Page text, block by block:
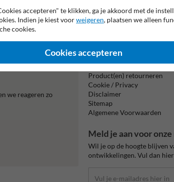
we reageren zo
Informatie
Product(en) retourneren
Cookie / Privacy
Disclaimer
Sitemap
Algemene Voorwaarden
Meld je aan voor
Wil je op de hoogte blijven
ontwikkelingen. Vul dan
accepteren" te klikken, ga je akkoord met de
Indien je kiest voorweigeren, plaatsen we alleen
cookies.
Cookies accepteren